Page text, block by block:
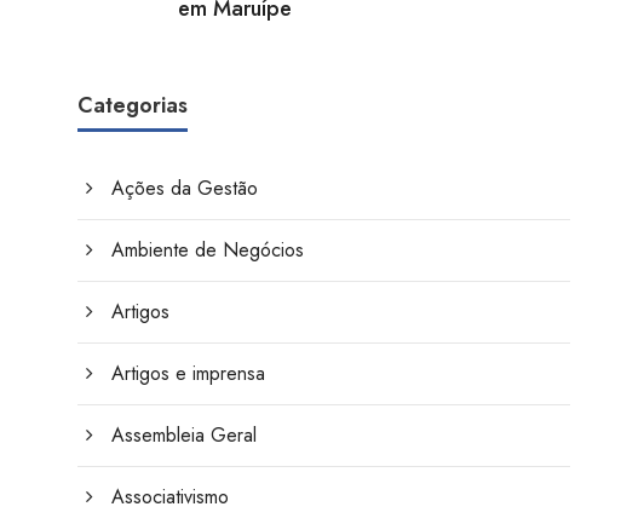
em Maruípe
Categorias
Ações da Gestão
Ambiente de Negócios
Artigos
Artigos e imprensa
Assembleia Geral
Associativismo